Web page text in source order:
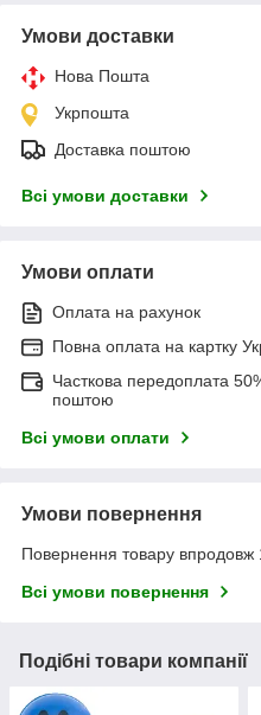
Умови доставки
Нова Пошта
Укрпошта
Доставка поштою
Всі умови доставки
Умови оплати
Оплата на рахунок
Повна оплата на картку
Часткова передоплата
поштою
Всі умови оплати
Умови повернення
Повернення товару впродовж
Всі умови повернення
Подібні товари компанії